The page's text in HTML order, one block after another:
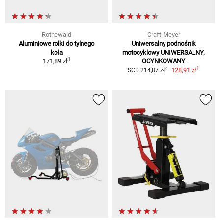
Rothewald
Aluminiowe rolki do tylnego
koła
171,89 zł1
Craft-Meyer
Uniwersalny podnośnik
motocyklowy UNIWERSALNY,
OCYNKOWANY
SCD 214,87 zł2 128,91 zł1